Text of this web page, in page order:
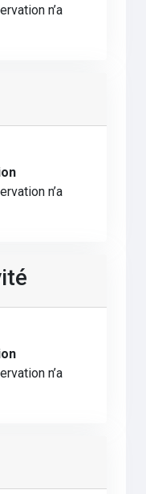
n’a
n’a
n’a